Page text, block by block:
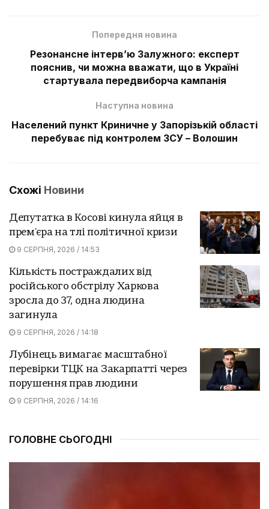
Попередня новина
Резонансне інтерв’ю Залужного: експерт
пояснив, чи можна вважати, що в Україні
стартувала передвиборча кампанія
Наступна новина
Населений пункт Криничне у Запорізькій області
перебуває під контролем ЗСУ – Волошин
Схожі Новини
Депутатка в Косові кинула яйця в
прем'єра на тлі політичної кризи
9 СЕРПНЯ, 2026 / 14:53
Кількість постраждалих від
російського обстрілу Харкова
зросла до 37, одна людина
загинула
9 СЕРПНЯ, 2026 / 14:18
Лубінець вимагає масштабної
перевірки ТЦК на Закарпатті через
порушення прав людини
9 СЕРПНЯ, 2026 / 14:16
ГОЛОВНЕ СЬОГОДНІ